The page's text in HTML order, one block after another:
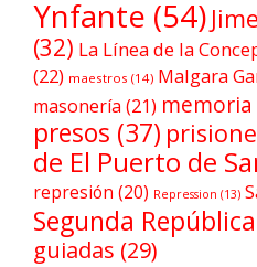
Ynfante (54)
(32) La Línea de la
(22) maestros (14) Malgara
masonería (21)
presos (37)
de El Puerto de
represión (20) Repression (13)
Segunda República
guiadas (29)